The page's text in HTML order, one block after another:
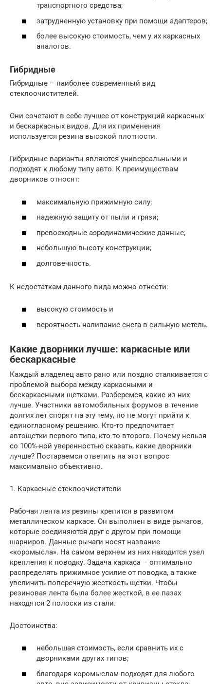
транспортного средства;
затрудненную установку при помощи адаптеров;
более высокую стоимость, чем у их каркасных
аналогов.
Гибридные
Гибридные – наиболее современный вид
стеклоочистителей.
Они сочетают в себе лучшее от конструкций каркасных
и бескаркасных видов. Для их применения
используется резина высокой плотности.
Гибридные варианты являются универсальными и
подходят к любому типу авто. К преимуществам
дворников относят:
максимальную прижимную силу;
надежную защиту от пыли и грязи;
превосходные аэродинамические данные;
небольшую высоту конструкции;
долговечность.
К недостаткам данного вида можно отнести:
высокую стоимость и
вероятность налипание снега в сильную метель.
Какие дворники лучше: каркасные или
бескаркасные
Каждый владелец авто рано или поздно сталкивается с
проблемой выбора между каркасными и
бескаркасными щетками. Разберемся, какие из них
лучше. Участники автомобильных форумов в течение
долгих лет спорят на эту тему, но не могут прийти к
единогласному решению. Кто-то предпочитает
автощетки первого типа, кто-то второго. Почему нельзя
со 100%-ной уверенностью сказать, какие дворники
лучше? Постараемся ответить на этот вопрос
максимально объективно.
1. Каркасные стеклоочистители
Рабочая лента из резины крепится в развитом
металлическом каркасе. Он выполнен в виде рычагов,
которые соединяются друг с другом при помощи
шарниров. Данные рычаги носят название
«коромысла». На самом верхнем из них находится узел
крепления к поводку. Задача каркаса – оптимально
распределять прижимное усилие от поводка, а также
увеличить поперечную жесткость щетки. Чтобы
резиновая лента была более жесткой, в ее пазах
находятся 2 полоски из стали.
Достоинства:
небольшая стоимость, если сравнить их с
дворниками других типов;
благодаря коромыслам подходят для любого